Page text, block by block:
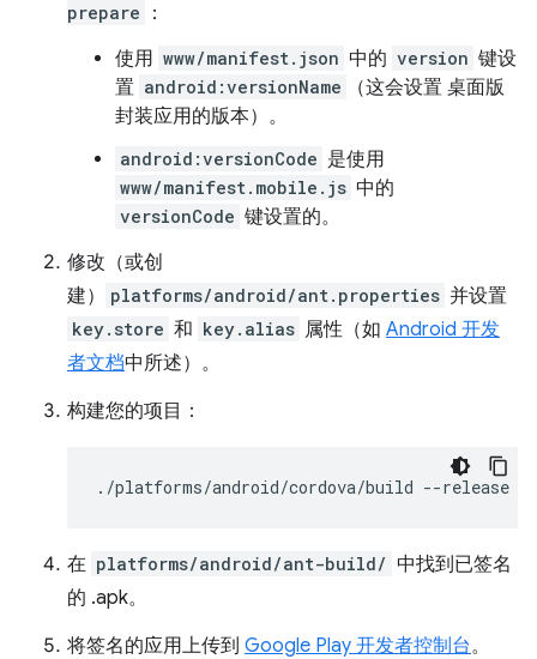
prepare
：
使用 www/manifest.json 中的 version 键设
置 android:versionName
（这会设置 桌面版
封装应用的版本）。
android:versionCode 是使用
www/manifest.mobile.js 中的
versionCode 键设置的。
修改（或创
建）
platforms/android/ant.properties 并设置
key.store 和 key.alias 属性（如 Android 开发
者文档中所述）。
构建您的项目：
./platforms/android/cordova/build
在 platforms/android/ant-build/ 中找到已签名
的 .apk。
将签名的应用上传到 Google Play 开发者控制台。